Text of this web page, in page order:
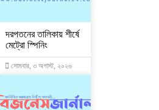
দরপতনের তালিকায় শীর্ষে
মেট্রো স্পিনিং
সোমবার, ৩ অগাস্ট, ২০২৬